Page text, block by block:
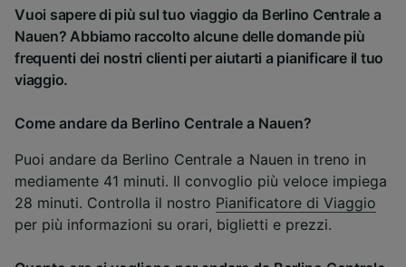
Vuoi sapere di più sul tuo viaggio da Berlino Centrale a
Nauen? Abbiamo raccolto alcune delle domande più
frequenti dei nostri clienti per aiutarti a pianificare il tuo
viaggio.
Come andare da Berlino Centrale a Nauen?
Puoi andare da Berlino Centrale a Nauen in treno in
mediamente 41 minuti. Il convoglio più veloce impiega
28 minuti. Controlla il nostro Pianificatore di Viaggio
per più informazioni su orari, biglietti e prezzi.